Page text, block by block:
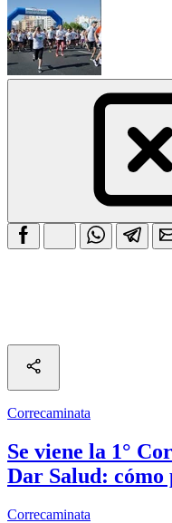
Correcaminata
Se viene la 1°
Dar Salud: cómo
Correcaminata